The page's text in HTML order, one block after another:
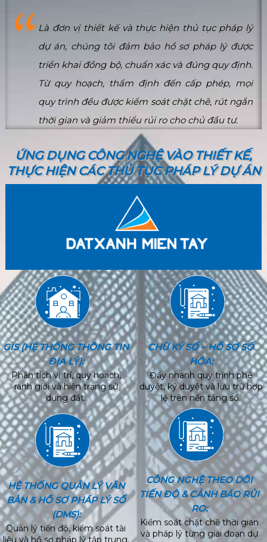
Là đơn vị thiết kế và thực hiện thủ tục pháp lý
dự án, chúng tôi đảm bảo hồ sơ pháp lý được
triển khai đồng bộ, chuẩn xác và đúng quy định.
Từ quy hoạch, thẩm định đến cấp phép, mọi
quy trình đều được kiểm soát chặt chẽ, rút ngắn
thời gian và giảm thiểu rủi ro cho chủ đầu tư.
ỨNG DỤNG CÔNG NGHỆ VÀO THIẾT KẾ,
THỰC HIỆN CÁC THỦ TỤC PHÁP LÝ DỰ ÁN
GIS (HỆ THỐNG THÔNG TIN
ĐỊA LÝ):
Phân tích vị trí, quy hoạch,
ranh giới và hiện trạng sử
dụng đất.
CHỮ KÝ SỐ – HỒ SƠ SỐ
HÓA:
Đẩy nhanh quy trình phê
duyệt, ký duyệt và lưu trữ hợp
lệ trên nền tảng số.
HỆ THỐNG QUẢN LÝ VĂN
BẢN & HỒ SƠ PHÁP LÝ SỐ
(DMS):
Quản lý tiến độ, kiểm soát tài
liệu và hồ sơ pháp lý tập trung.
CÔNG NGHỆ THEO DÕI
TIẾN ĐỘ & CẢNH BÁO RỦI
RO:
Kiểm soát chặt chẽ thời gian
và pháp lý từng giai đoạn dự